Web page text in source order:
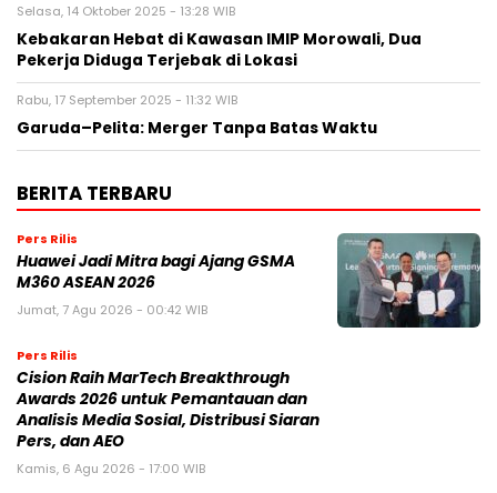
Selasa, 14 Oktober 2025 - 13:28 WIB
Kebakaran Hebat di Kawasan IMIP Morowali, Dua
Pekerja Diduga Terjebak di Lokasi
Rabu, 17 September 2025 - 11:32 WIB
Garuda–Pelita: Merger Tanpa Batas Waktu
BERITA TERBARU
Pers Rilis
Huawei Jadi Mitra bagi Ajang GSMA
M360 ASEAN 2026
Jumat, 7 Agu 2026 - 00:42 WIB
Pers Rilis
Cision Raih MarTech Breakthrough
Awards 2026 untuk Pemantauan dan
Analisis Media Sosial, Distribusi Siaran
Pers, dan AEO
Kamis, 6 Agu 2026 - 17:00 WIB